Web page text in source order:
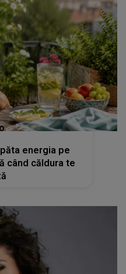
energia pe
când căldura te